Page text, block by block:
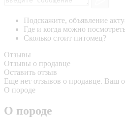
Подскажите, объявление
Где и когда можно
Сколько стоит питомец?
Отзывы
Отзывы о продавце
Оставить отзыв
Еще нет отзывов о продавце. Ваш
О породе
О породе